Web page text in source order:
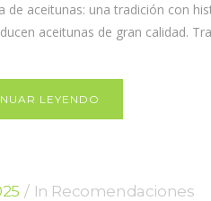
de aceitunas: una tradición con
aceitunas de gran calidad.
LEYENDO
In Recomendaciones